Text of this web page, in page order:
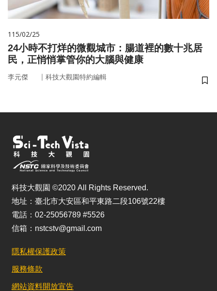
115/02/25
24小時不打烊的微觀城市：腸道裡的數十兆居
民，正悄悄掌管你的大腦與健康
李元傑 ｜ 科技大觀園特約編輯
儲
科技大觀園 ©2020 All Rights Reserved.
地址：臺北市大安區和平東路二段106號22樓
電話：02-25056789 #5526
信箱：nstcstv@gmail.com
隱私權保護政策
服務條款
網站資料開放宣告